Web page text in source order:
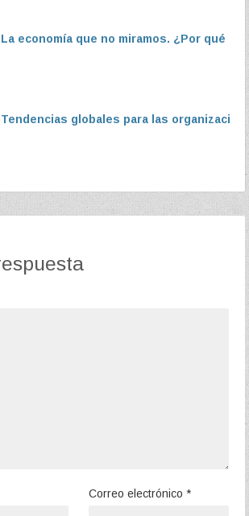
La economía que no miramos. ¿Por qué
Tendencias globales para las
Correo electrónico *